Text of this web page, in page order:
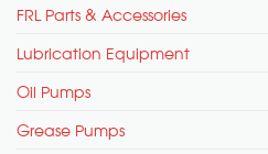
FRL Parts & Accessories
Lubrication Equipment
Oil Pumps
Grease Pumps